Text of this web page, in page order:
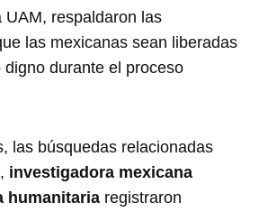
UAM, respaldaron las
las mexicanas sean liberadas
durante el proceso
las búsquedas relacionadas
, investigadora mexicana
humanitaria registraron